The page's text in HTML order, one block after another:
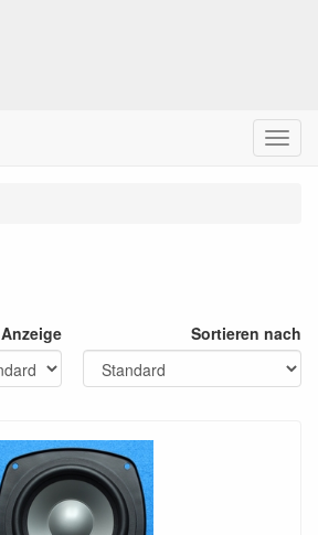
Menu
Anzeige Sortieren nach